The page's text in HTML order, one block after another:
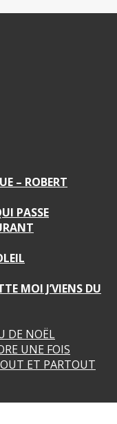
– ROBERT
PASSE
MOI J’VIENS DU
DE NOËL
UNE FOIS
ET PARTOUT